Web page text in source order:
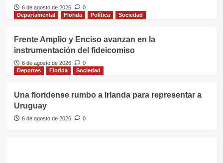
6 de agosto de 2026
0
Departamental
Florida Política Sociedad
Frente Amplio y Enciso avanzan en la
instrumentación del fideicomiso
6 de agosto de 2026
0
Deportes
Florida Sociedad
Una floridense rumbo a Irlanda para representar a
Uruguay
6 de agosto de 2026 0